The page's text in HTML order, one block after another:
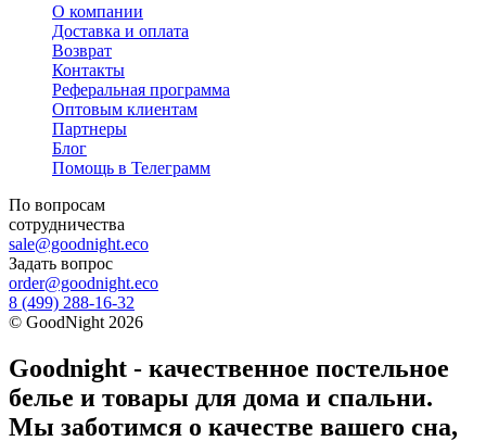
О компании
Доставка и оплата
Возврат
Контакты
Реферальная программа
Оптовым клиентам
Партнеры
Блог
Помощь в Телеграмм
По вопросам
сотрудничества
sale@goodnight.eco
Задать вопрос
order@goodnight.eco
8 (499) 288-16-32
© GoodNight 2026
Goodnight - качественное постельное
белье и товары для дома и спальни.
Мы заботимся о качестве вашего сна,